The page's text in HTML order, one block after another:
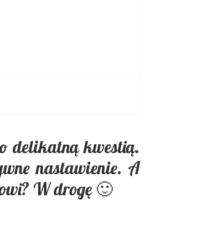
delikatną kwestią.
nastawienie. A
W drogę 🙂